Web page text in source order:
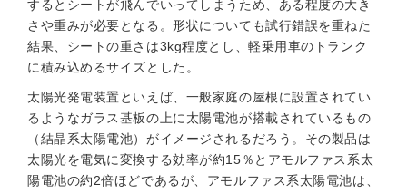
するとシートが飛んでいってしまうため、ある程度の大き
さや重みが必要となる。形状についても試行錯誤を重ねた
結果、シートの重さは3kg程度とし、軽乗用車のトランク
に積み込めるサイズとした。
太陽光発電装置といえば、一般家庭の屋根に設置されてい
るようなガラス基板の上に太陽電池が搭載されているもの
（結晶系太陽電池）がイメージされるだろう。その製品は
太陽光を電気に変換する効率が約15％とアモルファス系太
陽電池の約2倍ほどであるが、アモルファス系太陽電池は、